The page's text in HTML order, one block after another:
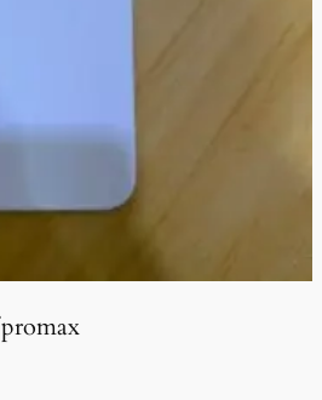
كفر ابيض سليكون 14promax